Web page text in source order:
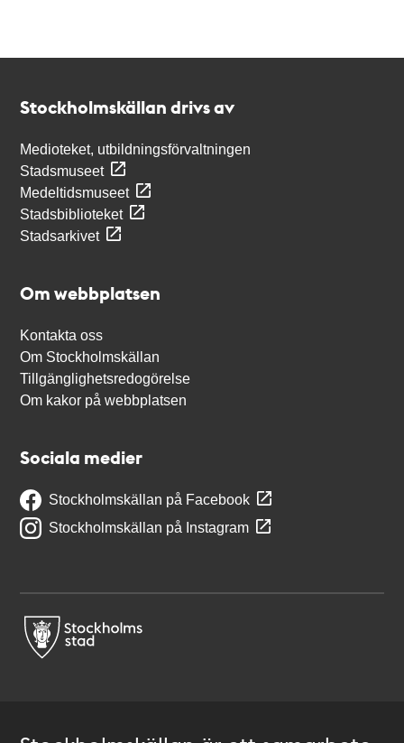
Stockholmskällan drivs av
Medioteket, utbildningsförvaltningen
Stadsmuseet
Medeltidsmuseet
Stadsbiblioteket
Stadsarkivet
Om webbplatsen
Kontakta oss
Om Stockholmskällan
Tillgänglighetsredogörelse
Om kakor på webbplatsen
Sociala medier
Stockholmskällan på Facebook
Stockholmskällan på Instagram